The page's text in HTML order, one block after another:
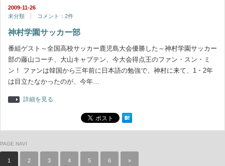
2009-11-26
未分類
コメント：2件
神村学園サッカー部
番組ゲスト～全国高校サッカー鹿児島大会優勝した～神村学園サッカー
部の藤山コーチ、大山キャプテン、今大会得点王のファン・スン・ミ
ン！ ファンは韓国から三年前に日本語の勉強で、神村に来て、1・2年
は目立たなかったのが、今年…
詳細を見る
PAGE NAVI
1 2 3 4 5 6 »